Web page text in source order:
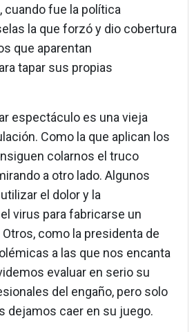
cuando fue la política
la que forzó y dio cobertura
que aparentan
tapar sus propias
espectáculo es una vieja
Como la que aplican los
colarnos el truco
a otro lado. Algunos
el dolor y la
virus para fabricarse un
Otros, como la presidenta de
a las que nos encanta
evaluar en serio su
del engaño, pero solo
dejamos caer en su juego.